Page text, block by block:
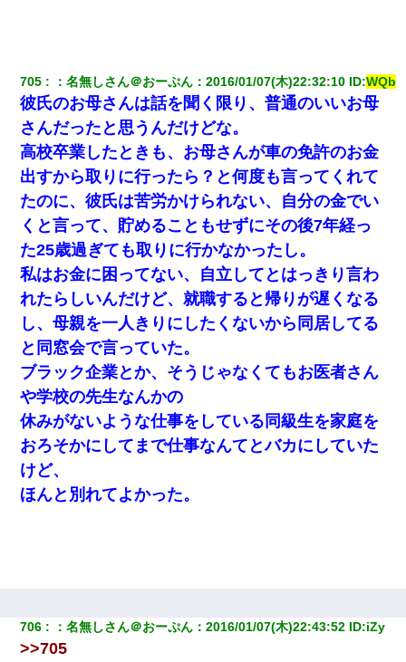
705 ：名無しさん＠おーぷん ：2016/01/07(木)22:32:10 ID:WQb
彼氏のお母さんは話を聞く限り、普通のいいお母
さんだったと思うんだけどな。
高校卒業したときも、お母さんが車の免許のお金
出すから取りに行ったら？と何度も言ってくれて
たのに、彼氏は苦労かけられない、自分の金でい
くと言って、貯めることもせずにその後7年経っ
た25歳過ぎても取りに行かなかったし。
私はお金に困ってない、自立してとはっきり言わ
れたらしいんだけど、就職すると帰りが遅くなる
し、母親を一人きりにしたくないから同居してる
と同窓会で言っていた。
ブラック企業とか、そうじゃなくてもお医者さん
や学校の先生なんかの
休みがないような仕事をしている同級生を家庭を
おろそかにしてまで仕事なんてとバカにしていた
けど、
ほんと別れてよかった。
706 ：名無しさん＠おーぷん ：2016/01/07(木)22:43:52 ID:iZy
>>705